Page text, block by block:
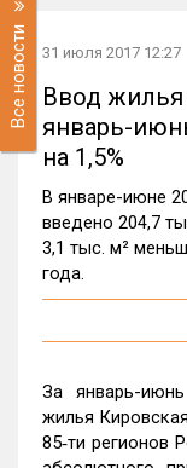
Все новости 31 июля 2017 12:27
Ввод жилья
январь-
на 1,5%
В январе-июне
введено 204,7
3,1 тыс. м²
года.
За январь-
жилья
85‑ти регионов